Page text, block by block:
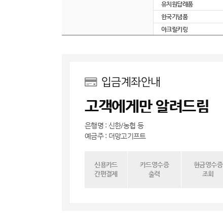
유치원답례품
한국기념품
아크릴키링
입금계좌안내
고객에게만 알려드림
은행명 : 신한/농협 등
예금주 : 더망고기프트
신용카드
간편결제
카드영수증
출력
현금영수증
조회